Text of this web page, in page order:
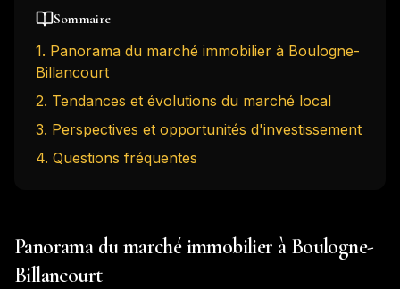
Sommaire
1. Panorama du marché immobilier à Boulogne-
Billancourt
2. Tendances et évolutions du marché local
3. Perspectives et opportunités d'investissement
4. Questions fréquentes
Panorama du marché immobilier à Boulogne-
Billancourt